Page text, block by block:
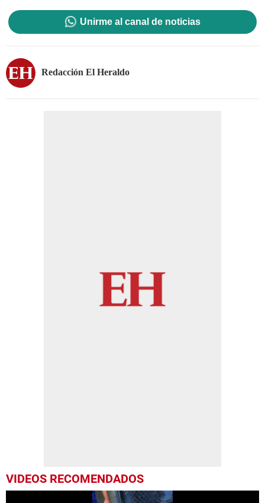
Unirme al canal de noticias
Redacción El Heraldo
VIDEOS RECOMENDADOS